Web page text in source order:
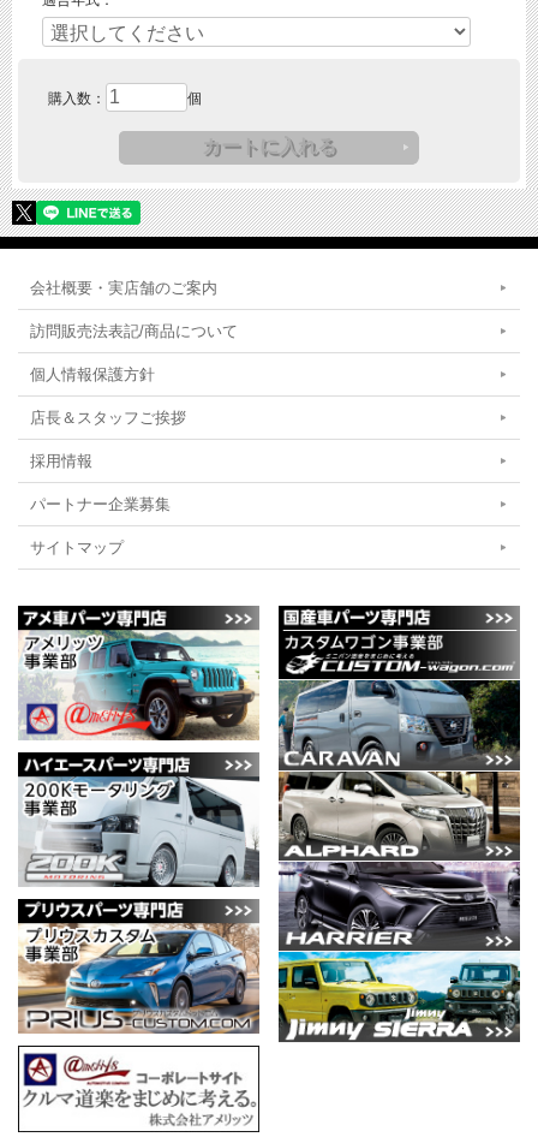
購入数： 個
会社概要・実店舗のご案内
訪問販売法表記/商品について
個人情報保護方針
店長＆スタッフご挨拶
採用情報
パートナー企業募集
サイトマップ